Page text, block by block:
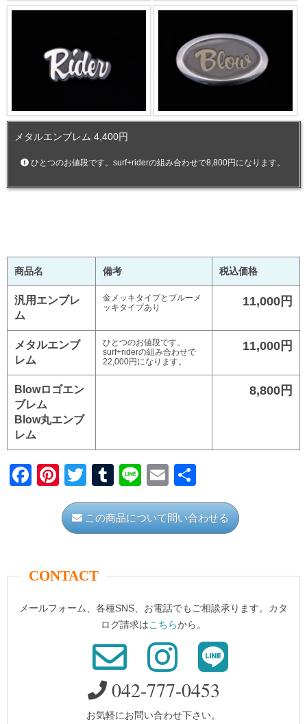
メタルエンブレム 4,400円
ひとつのお値段です。surf+riderの組み合わせで8,800円になります。
商品名 備考 税込価格
汎用エンブレ
ム
金メッキタイプとブルーメ
ッキタイプあり
11,000円
メタルエンブ
レム
ひとつのお値段です。
surf+riderの組み合わせで
22,000円になります。
11,000円
Blowロゴエン
ブレム
Blow丸エンブ
レム
8,800円
F
o
o
Pi
nt
er
e
T
wi
tt
er
T
u
m
bl
Li
n
e
E
m
ail
有
この商品について問い合わせる
CONTACT
メールフォーム、各種SNS、お電話でもご相談承ります。カタ
ログ請求はこちらから。
042-777-0453
お気軽にお問い合わせ下さい。